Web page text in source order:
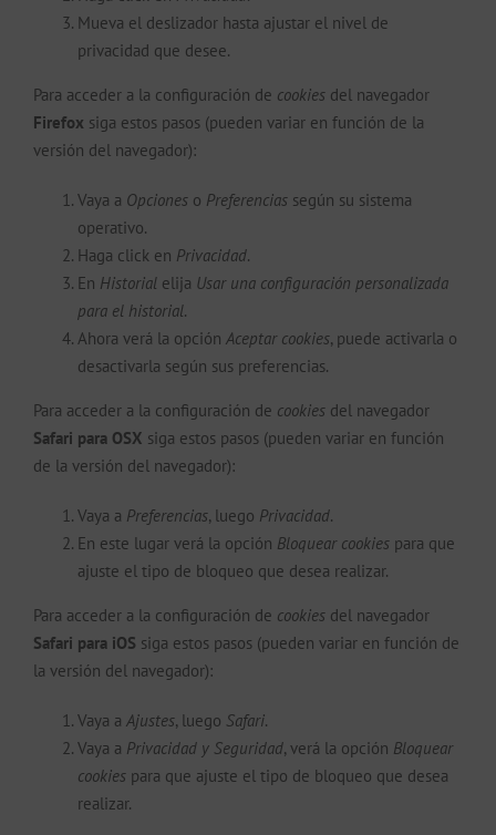
Mueva el deslizador hasta ajustar el nivel de
privacidad que desee.
Para acceder a la configuración de cookies del navegador
Firefox siga estos pasos (pueden variar en función de la
versión del navegador):
Vaya a Opciones o Preferencias según su sistema
operativo.
Haga click en Privacidad.
En Historial elija Usar una configuración personalizada
para el historial.
Ahora verá la opción Aceptar cookies, puede activarla o
desactivarla según sus preferencias.
Para acceder a la configuración de cookies del navegador
Safari para OSX siga estos pasos (pueden variar en función
de la versión del navegador):
Vaya a Preferencias, luego Privacidad.
En este lugar verá la opción Bloquear cookies para que
ajuste el tipo de bloqueo que desea realizar.
Para acceder a la configuración de cookies del navegador
Safari para iOS siga estos pasos (pueden variar en función de
la versión del navegador):
Vaya a Ajustes, luego Safari.
Vaya a Privacidad y Seguridad, verá la opción Bloquear
cookies para que ajuste el tipo de bloqueo que desea
realizar.